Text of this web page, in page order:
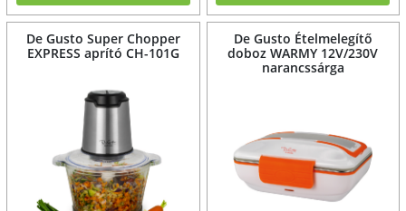
De Gusto Super Chopper
EXPRESS aprító CH-101G
De Gusto Ételmelegítő
doboz WARMY 12V/230V
narancssárga